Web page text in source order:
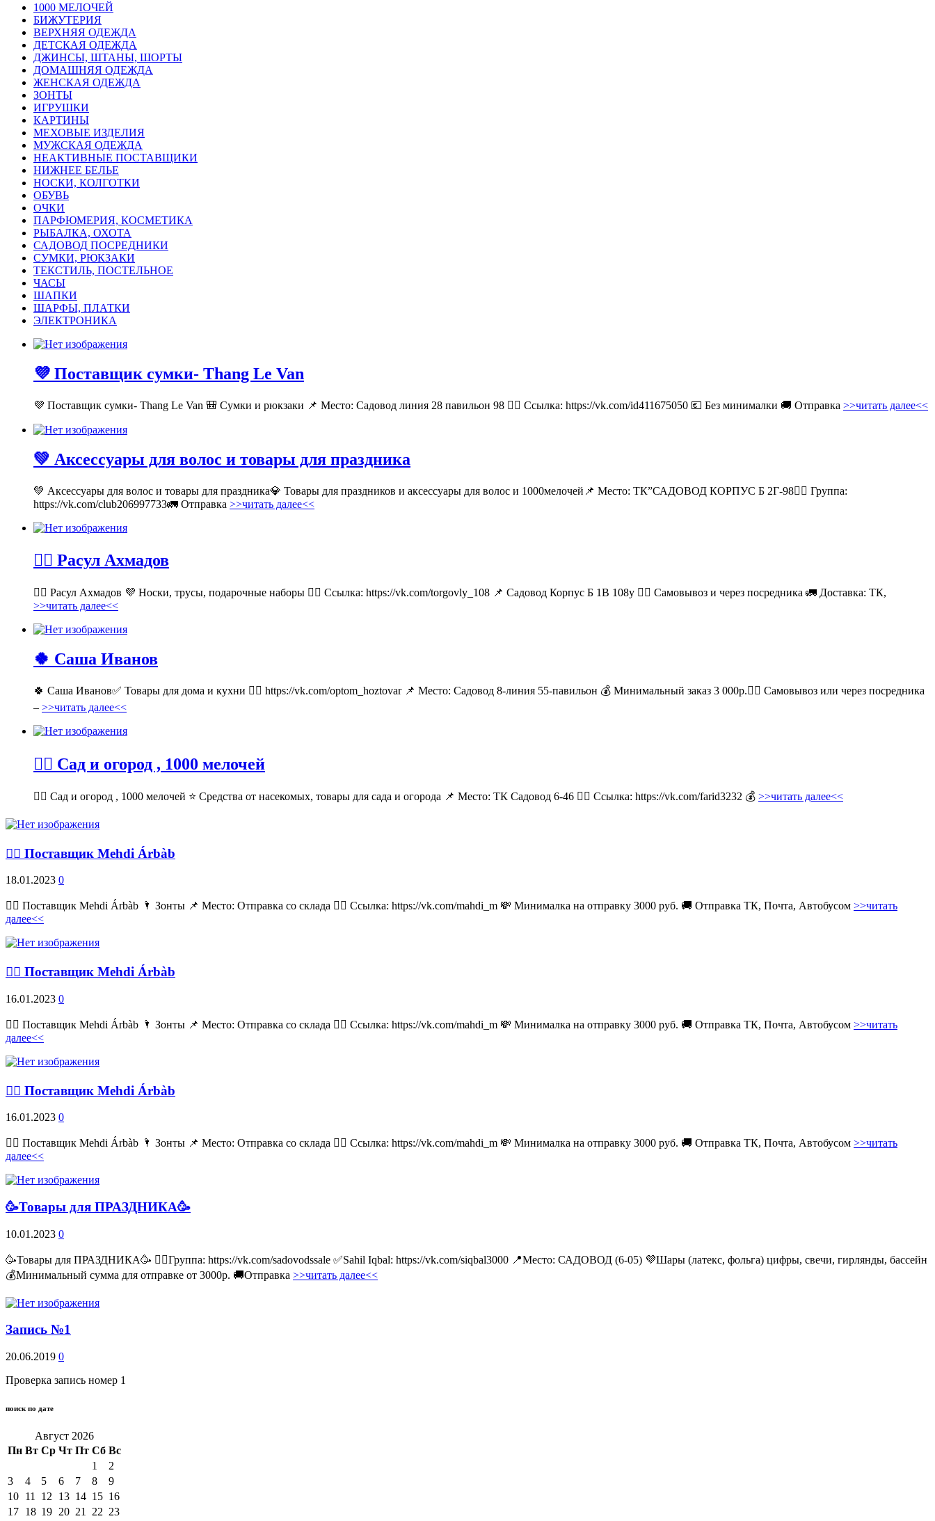
1000 МЕЛОЧЕЙ
БИЖУТЕРИЯ
ВЕРХНЯЯ ОДЕЖДА
ДЕТСКАЯ ОДЕЖДА
ДЖИНСЫ, ШТАНЫ, ШОРТЫ
ДОМАШНЯЯ ОДЕЖДА
ЖЕНСКАЯ ОДЕЖДА
ЗОНТЫ
ИГРУШКИ
КАРТИНЫ
МЕХОВЫЕ ИЗДЕЛИЯ
МУЖСКАЯ ОДЕЖДА
НЕАКТИВНЫЕ ПОСТАВЩИКИ
НИЖНЕЕ БЕЛЬЕ
НОСКИ, КОЛГОТКИ
ОБУВЬ
ОЧКИ
ПАРФЮМЕРИЯ, КОСМЕТИКА
РЫБАЛКА, ОХОТА
САДОВОД ПОСРЕДНИКИ
СУМКИ, РЮКЗАКИ
ТЕКСТИЛЬ, ПОСТЕЛЬНОЕ
ЧАСЫ
ШАПКИ
ШАРФЫ, ПЛАТКИ
ЭЛЕКТРОНИКА
💜 Поставщик сумки- Thang Le Van
💜 Поставщик сумки- Thang Le Van 🎒 Сумки и рюкзаки 📌 Место: Садовод линия 28 павильон 98 👉🏻 Ссылка: https://vk.com/id411675050 💶 Без минималки 🚚 Отправка >>читать далее<<
💚 Аксессуары для волос и товары для праздника
💚 Аксессуары для волос и товары для праздника💎 Товары для праздников и аксессуары для волос и 1000мелочей📌 Место: ТК”САДОВОД КОРПУС Б 2Г-98👉🏻 Группа:
https://vk.com/club206997733🚛 Отправка >>читать далее<<
💁‍♂ Расул Ахмадов
💁‍♂ Расул Ахмадов 💜 Носки, трусы, подарочные наборы 👉🏻 Ссылка: https://vk.com/torgovly_108 📌 Садовод Корпус Б 1В 108у 🚶‍♂ Самовывоз и через посредника 🚛 Доставка: ТК,
>>читать далее<<
🍀 Саша Иванов
🍀 Саша Иванов✅ Товары для дома и кухни 👉🏻 https://vk.com/optom_hoztovar 📌 Место: Садовод 8-линия 55-павильон 💰 Минимальный заказ 3 000р.🚶‍♀ Самовывоз или через посредника
– >>читать далее<<
💁‍♂ Сад и огород , 1000 мелочей
💁‍♂ Сад и огород , 1000 мелочей ⭐ Средства от насекомых, товары для сада и огорода 📌 Место: ТК Садовод 6-46 👉🏻 Ссылка: https://vk.com/farid3232 💰 >>читать далее<<
💁‍♂ Поставщик Mehdi Árbàb
18.01.2023 0
💁‍♂ Поставщик Mehdi Árbàb 🌂 Зонты 📌 Место: Отправка со склада 👉🏻 Ссылка: https://vk.com/mahdi_m 💸 Минималка на отправку 3000 руб. 🚚 Отправка ТК, Почта, Автобусом >>читать
далее<<
💁‍♂ Поставщик Mehdi Árbàb
16.01.2023 0
💁‍♂ Поставщик Mehdi Árbàb 🌂 Зонты 📌 Место: Отправка со склада 👉🏻 Ссылка: https://vk.com/mahdi_m 💸 Минималка на отправку 3000 руб. 🚚 Отправка ТК, Почта, Автобусом >>читать
далее<<
💁‍♂ Поставщик Mehdi Árbàb
16.01.2023 0
💁‍♂ Поставщик Mehdi Árbàb 🌂 Зонты 📌 Место: Отправка со склада 👉🏻 Ссылка: https://vk.com/mahdi_m 💸 Минималка на отправку 3000 руб. 🚚 Отправка ТК, Почта, Автобусом >>читать
далее<<
🥳Товары для ПРАЗДНИКА🥳
10.01.2023 0
🥳Товары для ПРАЗДНИКА🥳 👉🏻Группа: https://vk.com/sadovodssale ✅Sahil Iqbal: https://vk.com/siqbal3000 📍Место: САДОВОД (6-05) 💜Шары (латекс, фольга) цифры, свечи, гирлянды, бассейн
💰Минимальный сумма для отправке от 3000р. 🚚Отправка >>читать далее<<
Запись №1
20.06.2019 0
Проверка запись номер 1
поиск по дате
Август 2026
Пн Вт Ср Чт Пт Сб Вс
1
2
3
4 5 6 7 8
9
10 11 12 13 14 15 16
17 18 19 20 21 22 23